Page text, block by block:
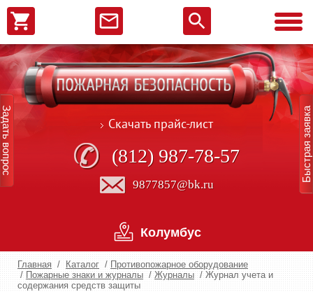
Скачать прайс-лист
(812) 987-78-57
9877857@bk.ru
Колумбус
Главная / Каталог / Противопожарное оборудование
/ Пожарные знаки и журналы / Журналы / Журнал учета и
содержания средств защиты
Быстрая заявка
Задать вопрос